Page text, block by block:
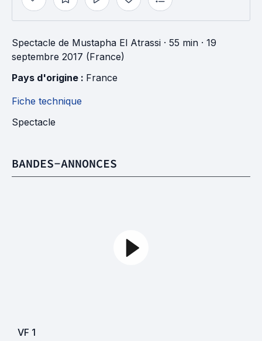
Spectacle de Mustapha El Atrassi · 55 min · 19
septembre 2017 (France)
Pays d'origine : France
Fiche technique
Spectacle
BANDES-ANNONCES
VF 1